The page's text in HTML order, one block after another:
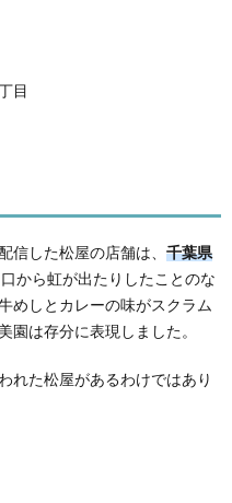
目
信した松屋の店舗は、 千葉県
から虹が出たりしたことのな
めしとカレーの味がスクラム
園は存分に表現しました。
れた松屋があるわけではあり